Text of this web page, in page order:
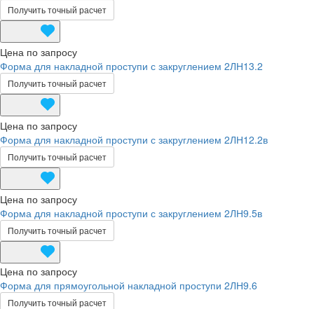
Получить точный расчет
Цена по запросу
Форма для накладной проступи с закруглением 2ЛН13.2
Получить точный расчет
Цена по запросу
Форма для накладной проступи с закруглением 2ЛН12.2в
Получить точный расчет
Цена по запросу
Форма для накладной проступи с закруглением 2ЛН9.5в
Получить точный расчет
Цена по запросу
Форма для прямоугольной накладной проступи 2ЛН9.6
Получить точный расчет